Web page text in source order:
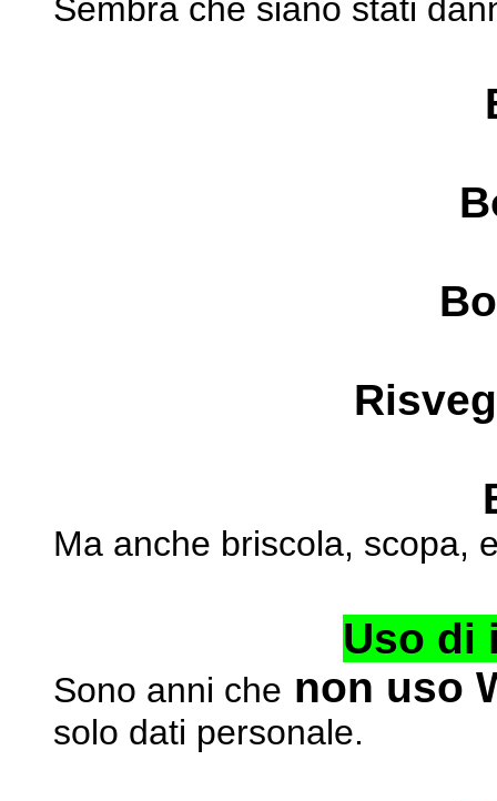
Sembra che siano stati
Ma anche briscola, scopa,
Uso di
Sono anni che non uso
solo dati personale.